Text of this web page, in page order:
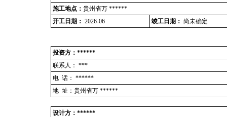
施工地点： 贵州省万 ******
开工日期： 2026-06 竣工日期： 尚未确定
投资方：******
联系人： ***
电 话： ******
地 址：贵州省万 ******
设计方：******